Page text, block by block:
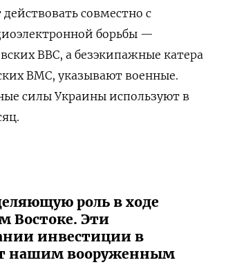
совместно с
борьбы —
ВВС, а безэкипажные катера
ВМС, указывают военные.
силы Украины используют в
роль в ходе
Востоке. Эти
инвестиции в
нашим вооруженным